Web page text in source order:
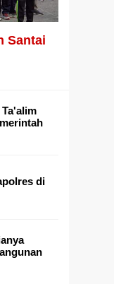
Santai
di